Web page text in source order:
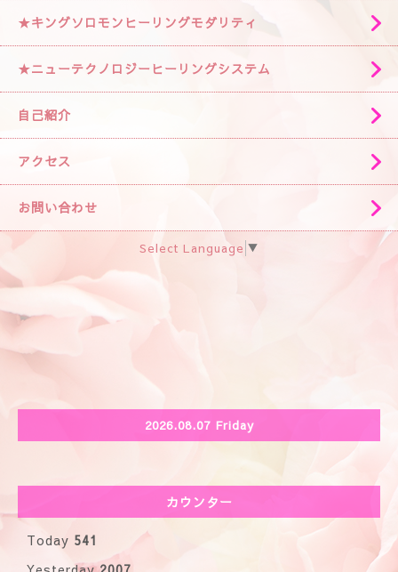
★キングソロモンヒーリングモダリティ
★ニューテクノロジーヒーリングシステム
自己紹介
アクセス
お問い合わせ
Select Language ▼
2026.08.07 Friday
カウンター
Today 541